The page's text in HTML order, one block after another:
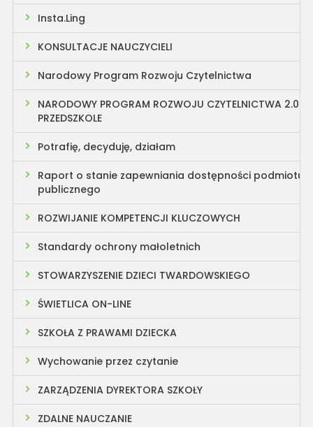
Insta.Ling
KONSULTACJE NAUCZYCIELI
Narodowy Program Rozwoju Czytelnictwa
NARODOWY PROGRAM ROZWOJU CZYTELNICTWA 2.0
PRZEDSZKOLE
Potrafię, decyduję, działam
Raport o stanie zapewniania dostępności podmiotu
publicznego
ROZWIJANIE KOMPETENCJI KLUCZOWYCH
Standardy ochrony małoletnich
STOWARZYSZENIE DZIECI TWARDOWSKIEGO
ŚWIETLICA ON-LINE
SZKOŁA Z PRAWAMI DZIECKA
Wychowanie przez czytanie
ZARZĄDZENIA DYREKTORA SZKOŁY
ZDALNE NAUCZANIE